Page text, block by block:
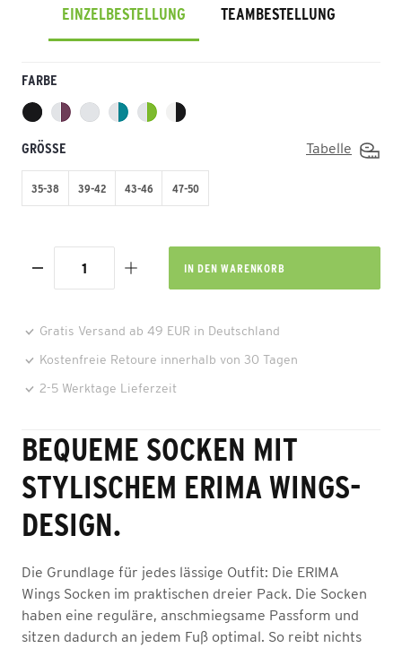
EINZELBESTELLUNG TEAMBESTELLUNG
FARBE
GRÖSSE Tabelle
35-38 39-42 43-46 47-50
IN DEN WARENKORB
Gratis Versand ab 49 EUR in Deutschland
Kostenfreie Retoure innerhalb von 30 Tagen
2-5 Werktage Lieferzeit
BEQUEME SOCKEN MIT
STYLISCHEM ERIMA WINGS-
DESIGN.
Die Grundlage für jedes lässige Outfit: Die ERIMA
Wings Socken im praktischen dreier Pack. Die Socken
haben eine reguläre, anschmiegsame Passform und
sitzen dadurch an jedem Fuß optimal. So reibt nichts